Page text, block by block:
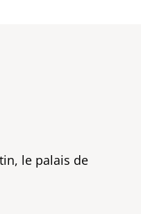
le palais de